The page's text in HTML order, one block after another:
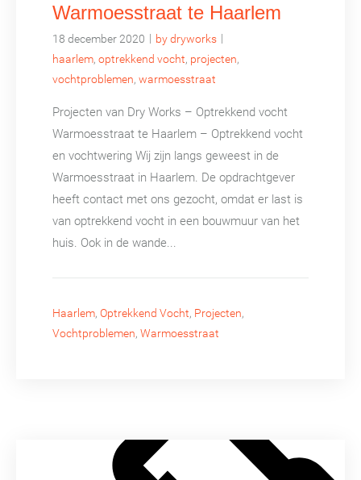
Warmoesstraat te Haarlem
18 december 2020 | by dryworks |
haarlem, optrekkend vocht, projecten,
vochtproblemen, warmoesstraat
Projecten van Dry Works – Optrekkend vocht
Warmoesstraat te Haarlem – Optrekkend vocht
en vochtwering Wij zijn langs geweest in de
Warmoesstraat in Haarlem. De opdrachtgever
heeft contact met ons gezocht, omdat er last is
van optrekkend vocht in een bouwmuur van het
huis. Ook in de wande...
Haarlem, Optrekkend Vocht, Projecten,
Vochtproblemen, Warmoesstraat